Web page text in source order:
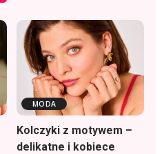
MODA
Kolczyki z motywem –
delikatne i kobiece